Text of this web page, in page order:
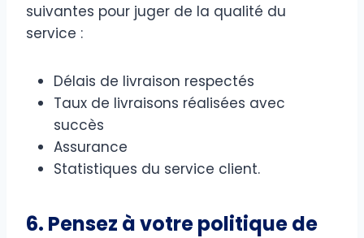
suivantes pour juger de la qualité du
service :
Délais de livraison respectés
Taux de livraisons réalisées avec
succès
Assurance
Statistiques du service client.
6. Pensez à votre politique de